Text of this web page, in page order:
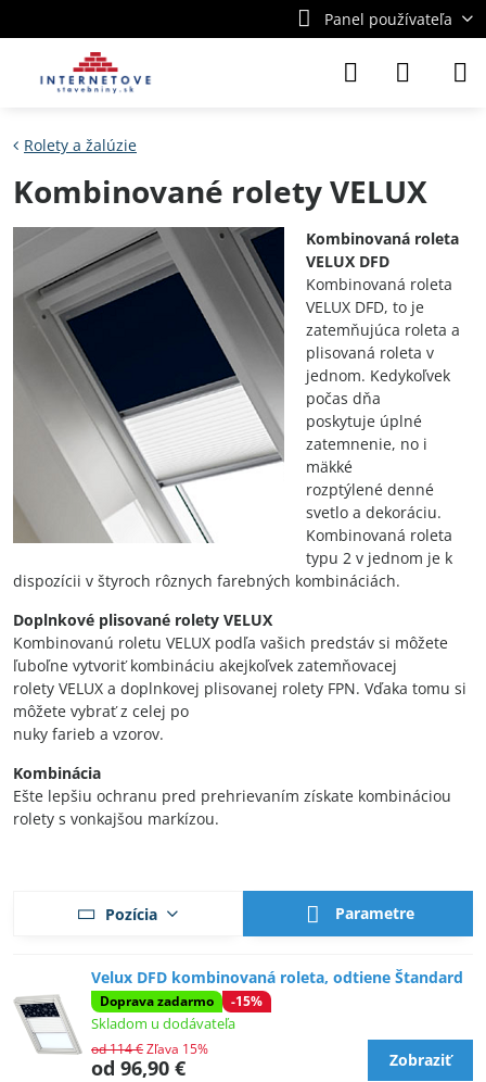
Panel používateľa
Rolety a žalúzie
Kombinované rolety VELUX
Kombinovaná roleta
VELUX DFD
Kombinovaná roleta
VELUX DFD, to je
zatemňujúca roleta a
plisovaná roleta v
jednom. Kedykoľvek
počas dňa
poskytuje úplné
zatemnenie, no i
mäkké
rozptýlené denné
svetlo a dekoráciu.
Kombinovaná roleta
typu 2 v jednom je k
dispozícii v štyroch rôznych farebných kombináciách.
Doplnkové plisované rolety VELUX
Kombinovanú roletu VELUX podľa vašich predstáv si môžete
ľuboľne vytvoriť kombináciu akejkoľvek zatemňovacej
rolety VELUX a doplnkovej plisovanej rolety FPN. Vďaka tomu si
môžete vybrať z celej po
nuky farieb a vzorov.
Kombinácia
Ešte lepšiu ochranu pred prehrievaním získate kombináciou
rolety s vonkajšou markízou.
Pozícia Parametre
Velux DFD kombinovaná roleta, odtiene Štandard
Doprava zadarmo -15%
Skladom u dodávateľa
od 96,90 €
od 114 €Zľava 15%
Zobraziť